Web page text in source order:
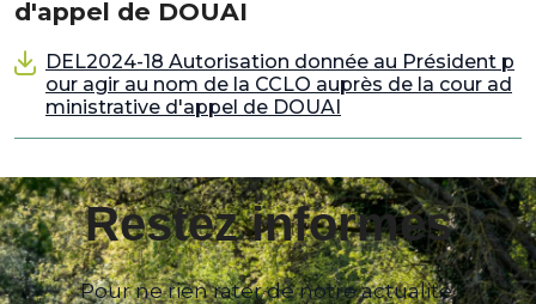
d'appel de DOUAI
DEL2024-18 Autorisation donnée au Président p
our agir au nom de la CCLO auprès de la cour ad
ministrative d'appel de DOUAI
Restez informés
Pour ne rien rater de notre actualité,